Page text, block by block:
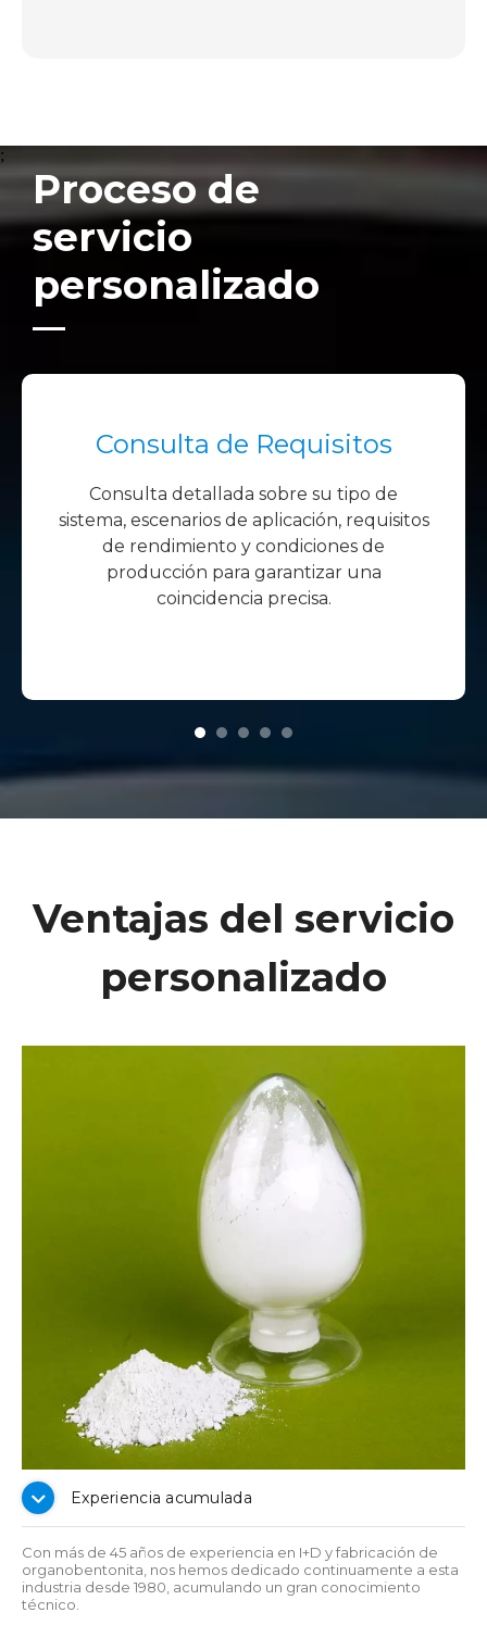
;
Proceso de
servicio
personalizado
Consulta de Requisitos
Consulta detallada sobre su tipo de
sistema, escenarios de aplicación, requisitos
de rendimiento y condiciones de
producción para garantizar una
coincidencia precisa.
Ventajas del servicio
personalizado
Experiencia acumulada
Con más de 45 años de experiencia en I+D y fabricación de
organobentonita, nos hemos dedicado continuamente a esta
industria desde 1980, acumulando un gran conocimiento
técnico.